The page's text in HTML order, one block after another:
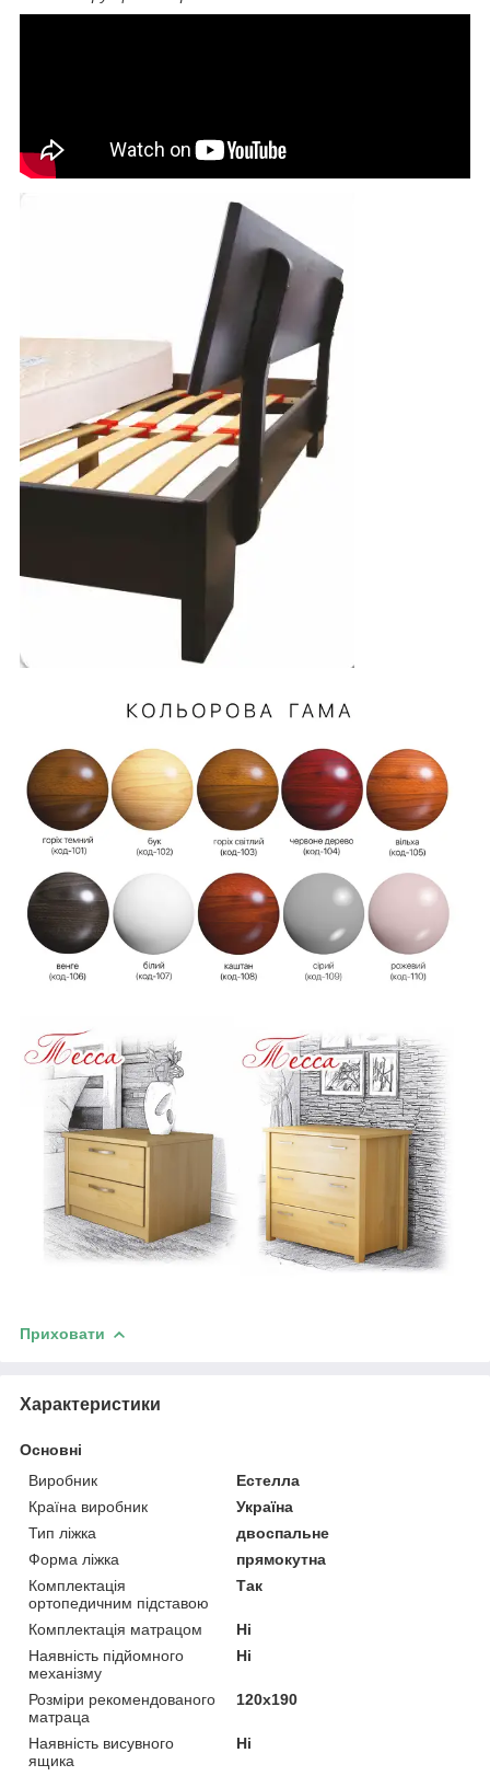
Приховати
Характеристики
Основні
Виробник
Естелла
Країна виробник
Україна
Тип ліжка
двоспальне
Форма ліжка
прямокутна
Комплектація
ортопедичним підставою
Так
Комплектація матрацом
Ні
Наявність підйомного
механізму
Ні
Розміри рекомендованого
матраца
120х190
Наявність висувного
ящика
Ні